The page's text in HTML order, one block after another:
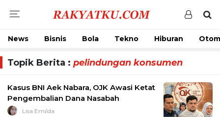
News Bisnis Bola Tekno Hiburan
Topik Berita : pelindungan konsumen
Kasus BNI Aek Nabara, OJK Awasi Ketat
Pengembalian Dana Nasabah
Lisa Emilda